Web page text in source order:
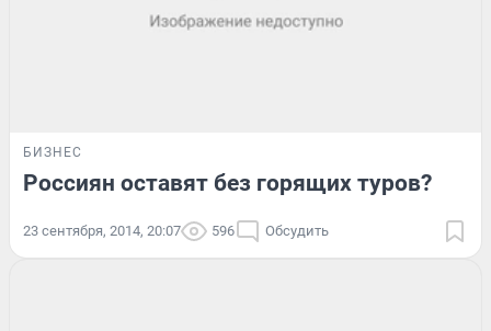
БИЗНЕС
Россиян оставят без горящих туров?
23 сентября, 2014, 20:07 596 Обсудить